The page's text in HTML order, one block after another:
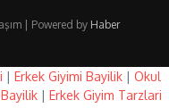
| Powered by Haber
| Erkek Giyimi Bayilik | Okul
| Erkek Giyim Tarzlari